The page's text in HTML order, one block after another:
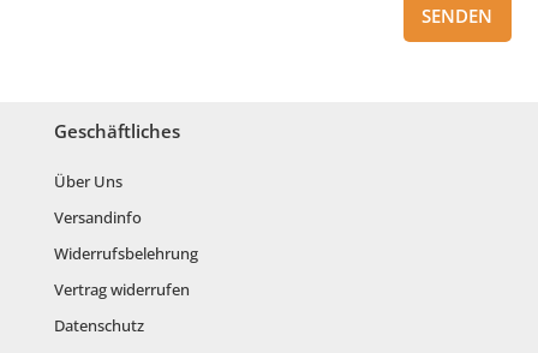
SENDEN
Geschäftliches
Über Uns
Versandinfo
Widerrufsbelehrung
Vertrag widerrufen
Datenschutz